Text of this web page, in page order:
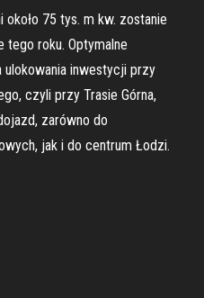
75 tys. m kw. zostanie
tego roku. Optymalne
ulokowania inwestycji przy
czyli przy Trasie Górna,
zarówno do
jak i do centrum Łodzi.